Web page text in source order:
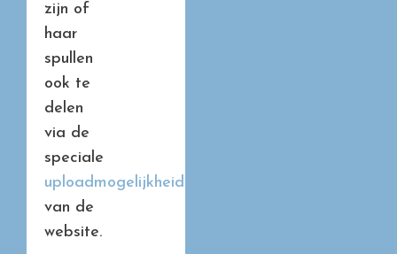
zijn of
haar
spullen
ook te
delen
via de
speciale
uploadmogelijkheid
van de
website.